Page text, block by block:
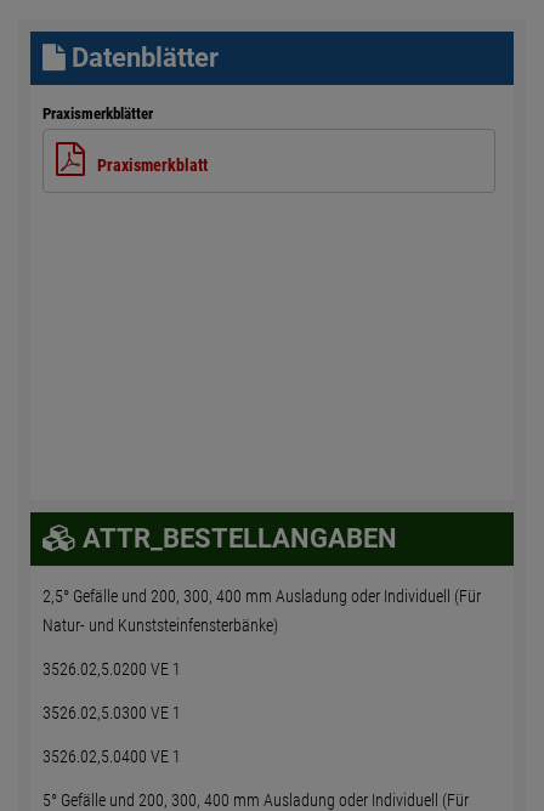
Datenblätter
Praxismerkblätter
Praxismerkblatt
ATTR_BESTELLANGABEN
2,5° Gefälle und 200, 300, 400 mm Ausladung oder Individuell (Für
Natur- und Kunststeinfensterbänke)
3526.02,5.0200 VE 1
3526.02,5.0300 VE 1
3526.02,5.0400 VE 1
5° Gefälle und 200, 300, 400 mm Ausladung oder Individuell (Für